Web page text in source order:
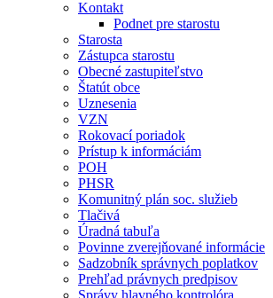
Kontakt
Podnet pre starostu
Starosta
Zástupca starostu
Obecné zastupiteľstvo
Štatút obce
Uznesenia
VZN
Rokovací poriadok
Prístup k informáciám
POH
PHSR
Komunitný plán soc. služieb
Tlačivá
Úradná tabuľa
Povinne zverejňované informácie
Sadzobník správnych poplatkov
Prehľad právnych predpisov
Správy hlavného kontrolóra